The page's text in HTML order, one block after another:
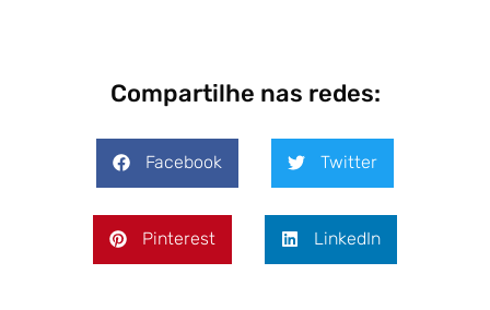
Compartilhe nas redes:
Facebook Twitter
Pinterest LinkedIn